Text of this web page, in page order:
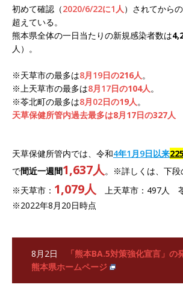
初めて確認（2020/6/22に1人 ）されてから
超えている。
熊本県全体の一日当たりの新規感染者数は
人）。
※天草市の最多は8月19日の216人 。
※上天草市の最多は8月17日の104人 。
※苓北町の最多は8月02日の19人 。
天草保健所管内過去最多は8月17日の327人
天草保健所管内では、令和4年1月9日以来
で間近一週間1,637人。※詳しくは、下段
※天草市： 1,079人 上天草市：497人
※2022年8月20日時点
8月2日 「熊本BA.5対策強化宣言」の
熊本県ホームページ